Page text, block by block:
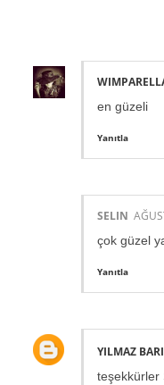
en güzeli
Yanıtla
SELIN
çok güzel
Yanıtla
YILMAZ
teşekkürler